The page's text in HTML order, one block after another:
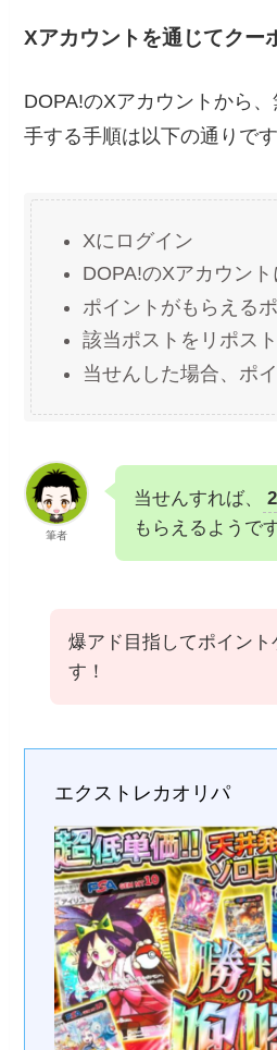
Xアカウントを通じてクー
DOPA!のXアカウントから
手する手順は以下の通りです
Xにログイン
DOPA!のXアカウン
ポイントがもらえる
該当ポストをリポス
当せんした場合、ポ
筆者
当せんすれば、
もらえるようで
爆アド目指してポイント
す！
エクストレカオリパ